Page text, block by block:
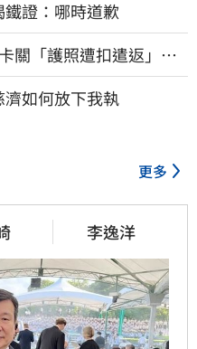
證：哪時道歉
關「護照遭扣遣返」
如何放下我執
更多
李逸洋